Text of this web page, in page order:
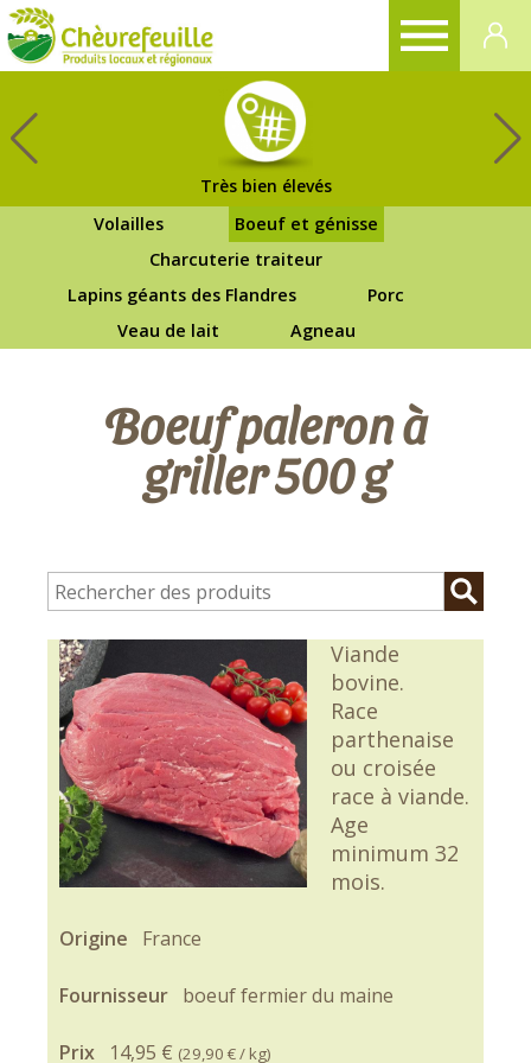
Très bien élevés
Volailles
Boeuf et génisse
Charcuterie traiteur
Lapins géants des Flandres
Porc
Veau de lait
Agneau
Boeuf paleron à
griller 500 g
Viande
bovine.
Race
parthenaise
ou croisée
race à viande.
Age
minimum 32
mois.
Origine France
Fournisseur boeuf fermier du maine
Prix 14,95 € (29,90 €/ kg)